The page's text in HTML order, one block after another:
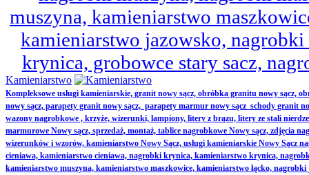
muszyna, kamieniarstwo
kamieniarstwo jazowsko,
krynica, grobowce stary sacz,
Kamieniarstwo
Kompleksowe usługi kamieniarskie, granit nowy sącz, obróbka granitu nowy sącz,
nowy sącz, parapety granit nowy sącz, parapety marmur nowy sącz schody granit
wazony nagrobkowe , krzyże, wizerunki, lampiony, litery z brązu, litery ze stali
marmurowe Nowy sącz, sprzedaż, montaż, tablice nagrobkowe Nowy sącz, zdjęcia
wizerunków i wzorów, kamieniarstwo Nowy Sącz, usługi kamieniarskie Nowy
cieniawa, kamieniarstwo cieniawa, nagrobki krynica, kamieniarstwo krynica,
kamieniarstwo muszyna, kamieniarstwo maszkowice, kamieniarstwo łącko,